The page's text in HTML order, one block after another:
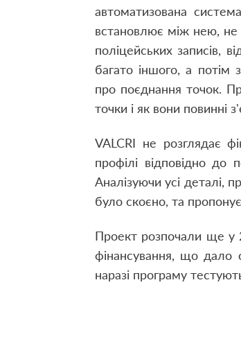
автоматизована
встановлює між нею, не
поліцейських записів,
багато іншого, а
про поєднання точок.
точки і як вони повинні
VALCRI не розглядає
профілі відповідно до
Аналізуючи усі деталі,
було скоєно, та
Проект розпочали ще у
фінансування, що дало
наразі програму